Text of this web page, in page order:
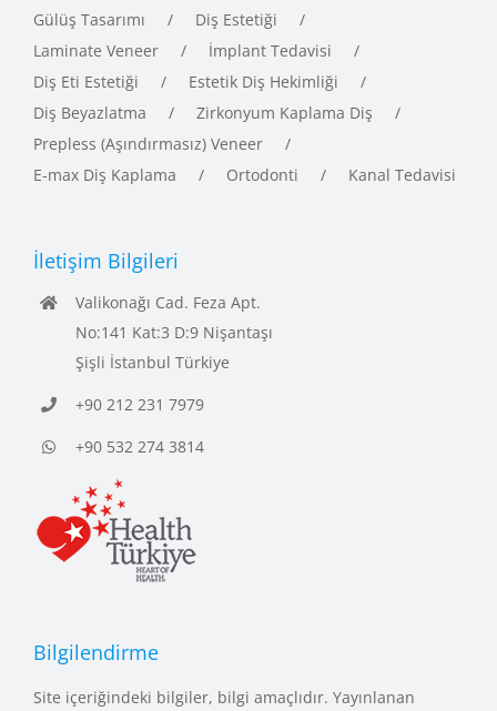
Gülüş Tasarımı
Diş Estetiği
Laminate Veneer
İmplant Tedavisi
Diş Eti Estetiği
Estetik Diş Hekimliği
Diş Beyazlatma
Zirkonyum Kaplama Diş
Prepless (Aşındırmasız) Veneer
E-max Diş Kaplama
Ortodonti Kanal Tedavisi
İletişim Bilgileri
Valikonağı Cad. Feza Apt.
No:141 Kat:3 D:9 Nişantaşı
Şişli İstanbul Türkiye
+90 212 231 7979
+90 532 274 3814
Bilgilendirme
Site içeriğindeki bilgiler, bilgi amaçlıdır. Yayınlanan